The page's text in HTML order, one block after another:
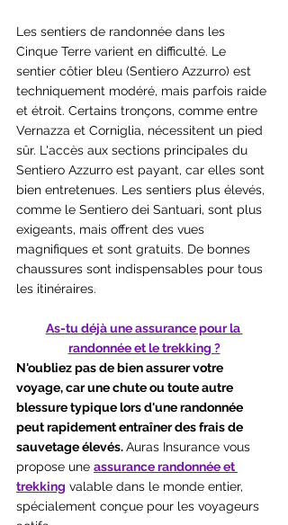
Les sentiers de randonnée dans les
Cinque Terre varient en difficulté. Le
sentier côtier bleu (Sentiero Azzurro) est
techniquement modéré, mais parfois raide
et étroit. Certains tronçons, comme entre
Vernazza et Corniglia, nécessitent un pied
sûr. L'accès aux sections principales du
Sentiero Azzurro est payant, car elles sont
bien entretenues. Les sentiers plus élevés,
comme le Sentiero dei Santuari, sont plus
exigeants, mais offrent des vues
magnifiques et sont gratuits. De bonnes
chaussures sont indispensables pour tous
les itinéraires.
As-tu déjà une assurance pour la
randonnée et le trekking ?
N'oubliez pas de bien assurer votre
voyage, car une chute ou toute autre
blessure typique lors d'une randonnée
peut rapidement entraîner des frais de
sauvetage élevés. Auras Insurance vous
propose une assurance randonnée et
trekking valable dans le monde entier,
spécialement conçue pour les voyageurs